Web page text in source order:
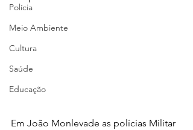
Polícia
Meio Ambiente
Cultura
Saúde
Educação
Em João Monlevade as polícias Militar